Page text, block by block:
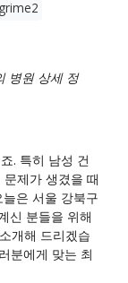
grime2
병원 상세 정
. 특히 남성 건
제가 생겼을 때
은 서울 강북구
신 분들을 위해
개해 드리겠습
분에게 맞는 최